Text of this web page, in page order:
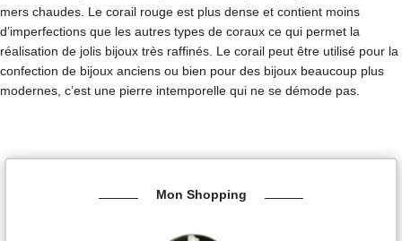
mers chaudes. Le corail rouge est plus dense et contient moins
d’imperfections que les autres types de coraux ce qui permet la
réalisation de jolis bijoux très raffinés. Le corail peut être utilisé pour la
confection de bijoux anciens ou bien pour des bijoux beaucoup plus
modernes, c’est une pierre intemporelle qui ne se démode pas.
Mon Shopping